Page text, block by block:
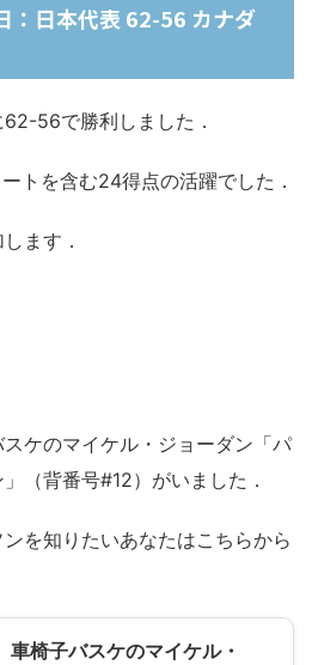
：日本代表 62-56 カナダ
56で勝利しました．
トを含む24得点の活躍でした．
ます．
ケのマイケル・ジョーダン「パ
（背番号#12）がいました．
を知りたいあなたはこちらから
車椅子バスケのマイケル・